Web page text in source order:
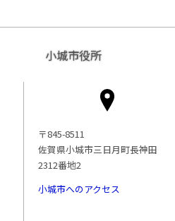
小城市役所
〒845-8511
佐賀県小城市三日月町長神田
2312番地2
小城市へのアクセス